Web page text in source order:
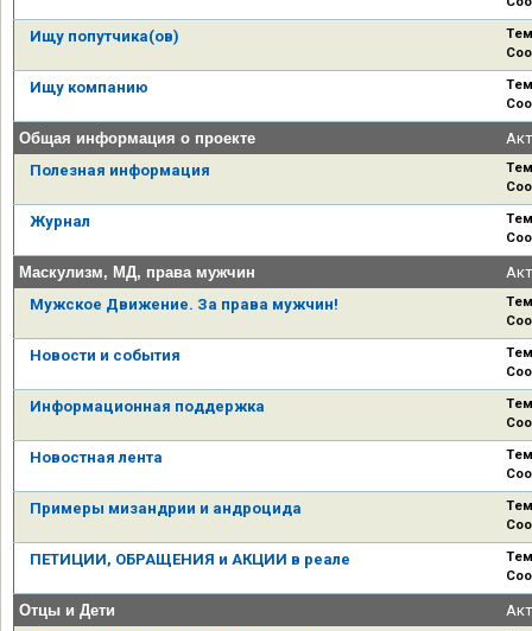
Ищу попутчика(ов)
Ищу компанию
Общая информация о проекте
Полезная информация
Журнал
Маскулизм, МД, права мужчин
Мужское Движение. За права мужчин!
Новости и события
Информационная поддержка
Новостная лента
Примеры мизандрии и андроцида
ПЕТИЦИИ, ОБРАЩЕНИЯ и АКЦИИ в реале
Отцы и Дети